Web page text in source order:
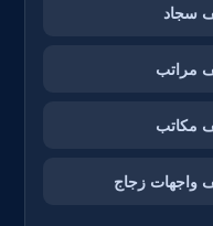
سجاد
مراتب
مكاتب
واجهات زجاج